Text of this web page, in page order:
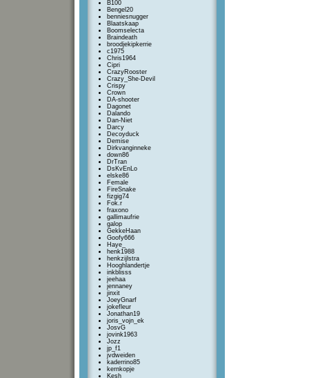
B100
Bengel20
benniesnugger
Blaatskaap
Boomselecta
Braindeath
broodjekipkerrie
c1975
Chris1964
Cipri
CrazyRooster
Crazy_She-Devil
Crispy
Crown
DA-shooter
Dagonet
Dalando
Dan-Niet
Darcy
Decoyduck
Demise
Dirkvanginneke
down86
DrTran
DsKvEnLo
elske86
Female
FireSnake
fizgig74
Fok.r
fraxono
gallimaufrie
galop
GekkeHaan
Goofy666
Haye_
henk1988
henkzijlstra
Hooghlandertje
inkblisss
jeehaa
jennaney
jinxit
JoeyGnarf
jokefleur
Jonathan19
joris_vojn_ek
JosvG
jovink1963
Jozz
jp_f1
jvdweiden
kaderrino85
kernkopje
Kesh